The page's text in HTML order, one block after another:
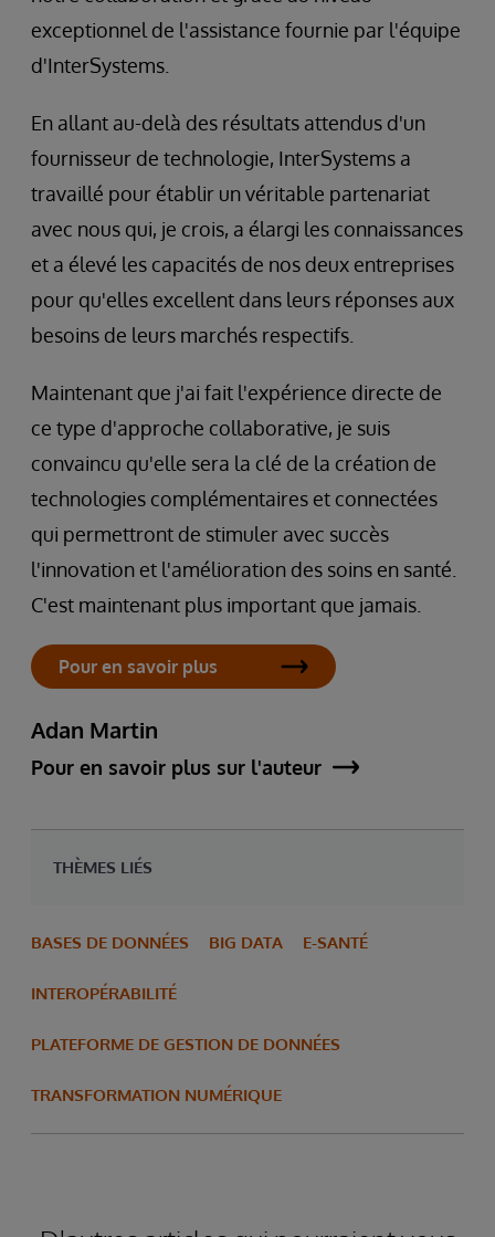
exceptionnel de l'assistance fournie par l'équipe
d'InterSystems.
En allant au-delà des résultats attendus d'un
fournisseur de technologie, InterSystems a
travaillé pour établir un véritable partenariat
avec nous qui, je crois, a élargi les connaissances
et a élevé les capacités de nos deux entreprises
pour qu'elles excellent dans leurs réponses aux
besoins de leurs marchés respectifs.
Maintenant que j'ai fait l'expérience directe de
ce type d'approche collaborative, je suis
convaincu qu'elle sera la clé de la création de
technologies complémentaires et connectées
qui permettront de stimuler avec succès
l'innovation et l'amélioration des soins en santé.
C'est maintenant plus important que jamais.
Pour en savoir plus
Adan Martin
Pour en savoir plus sur l'auteur
THÈMES LIÉS
BASES DE DONNÉES BIG DATA E-SANTÉ
INTEROPÉRABILITÉ
PLATEFORME DE GESTION DE DONNÉES
TRANSFORMATION NUMÉRIQUE